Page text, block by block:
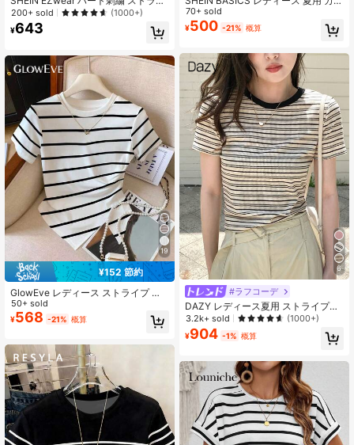
459K フォロワー
プTシャツ サマーウェア
200+ sold (1000+)
¥643
19
¥152 節約
GlowEve レディース ストライプ ク
ルーネック カジュアル 多用途 デイ
リー 半袖Tシャツ
50+ sold
¥568 -21% 概算
ュアル ストライプ柄 クルーネック T
シャツ トップス
70+ sold
¥500 -21% 概算
6
#ラフコーデ
DAZY レディース夏用 ストライプ柄
カジュアル 半袖Tシャツ
3.2k+ sold (1000+)
¥904 -1% 概算